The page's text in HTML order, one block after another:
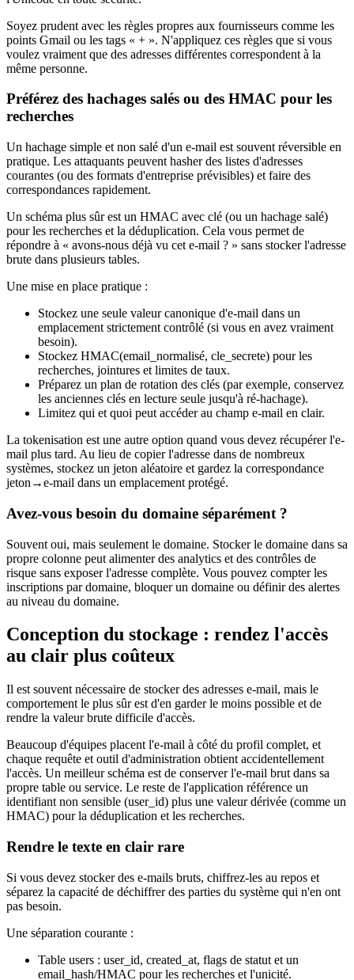
Soyez prudent avec les règles propres aux fournisseurs comme les
points Gmail ou les tags « + ». N'appliquez ces règles que si vous
voulez vraiment que des adresses différentes correspondent à la
même personne.
Préférez des hachages salés ou des HMAC pour les
recherches
Un hachage simple et non salé d'un e-mail est souvent réversible en
pratique. Les attaquants peuvent hasher des listes d'adresses
courantes (ou des formats d'entreprise prévisibles) et faire des
correspondances rapidement.
Un schéma plus sûr est un HMAC avec clé (ou un hachage salé)
pour les recherches et la déduplication. Cela vous permet de
répondre à « avons-nous déjà vu cet e-mail ? » sans stocker l'adresse
brute dans plusieurs tables.
Une mise en place pratique :
Stockez une seule valeur canonique d'e-mail dans un
emplacement strictement contrôlé (si vous en avez vraiment
besoin).
Stockez HMAC(email_normalisé, cle_secrete) pour les
recherches, jointures et limites de taux.
Préparez un plan de rotation des clés (par exemple, conservez
les anciennes clés en lecture seule jusqu'à ré-hachage).
Limitez qui et quoi peut accéder au champ e-mail en clair.
La tokenisation est une autre option quand vous devez récupérer l'e-
mail plus tard. Au lieu de copier l'adresse dans de nombreux
systèmes, stockez un jeton aléatoire et gardez la correspondance
jeton→e-mail dans un emplacement protégé.
Avez-vous besoin du domaine séparément ?
Souvent oui, mais seulement le domaine. Stocker le domaine dans sa
propre colonne peut alimenter des analytics et des contrôles de
risque sans exposer l'adresse complète. Vous pouvez compter les
inscriptions par domaine, bloquer un domaine ou définir des alertes
au niveau du domaine.
Conception du stockage : rendez l'accès
au clair plus coûteux
Il est souvent nécessaire de stocker des adresses e-mail, mais le
comportement le plus sûr est d'en garder le moins possible et de
rendre la valeur brute difficile d'accès.
Beaucoup d'équipes placent l'e-mail à côté du profil complet, et
chaque requête et outil d'administration obtient accidentellement
l'accès. Un meilleur schéma est de conserver l'e-mail brut dans sa
propre table ou service. Le reste de l'application référence un
identifiant non sensible (user_id) plus une valeur dérivée (comme un
HMAC) pour la déduplication et les recherches.
Rendre le texte en clair rare
Si vous devez stocker des e-mails bruts, chiffrez-les au repos et
séparez la capacité de déchiffrer des parties du système qui n'en ont
pas besoin.
Une séparation courante :
Table users : user_id, created_at, flags de statut et un
email_hash/HMAC pour les recherches et l'unicité.